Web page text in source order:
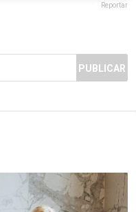
Reportar
PUBLICAR